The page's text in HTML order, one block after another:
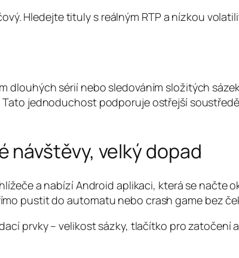
Hledejte tituly s reálným RTP a nízkou
dlouhých sérií nebo sledováním složitých
jednoduchost podporuje ostřejší
návštěvy, velký dopad
a nabízí Android aplikaci, která se načte
pustit do automatu nebo crash game bez
prvky – velikost sázky, tlačítko pro zatočení